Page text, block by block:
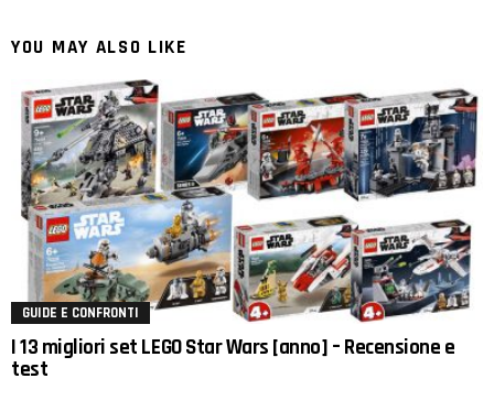
YOU MAY ALSO LIKE
GUIDE E CONFRONTI
I 13 migliori set LEGO Star Wars [anno] – Recensione e
test